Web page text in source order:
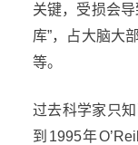
关键，受损会
库”，占大脑大
等。
过去科学家只
到1995年